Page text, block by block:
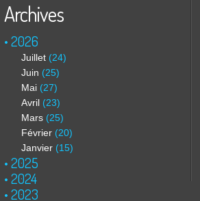
Archives
2026
Juillet (24)
Juin (25)
Mai (27)
Avril (23)
Mars (25)
Février (20)
Janvier (15)
2025
2024
2023